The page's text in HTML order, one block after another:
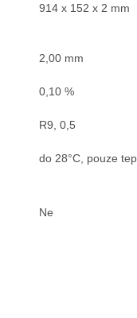
914 x 152 x 2 mm
2,00 mm
0,10 %
R9, 0,5
do 28°C, pouze
Ne